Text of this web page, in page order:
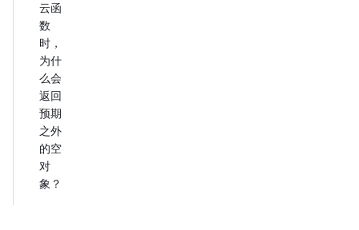
云函
数
时，
为什
么会
返回
预期
之外
的空
对
象？